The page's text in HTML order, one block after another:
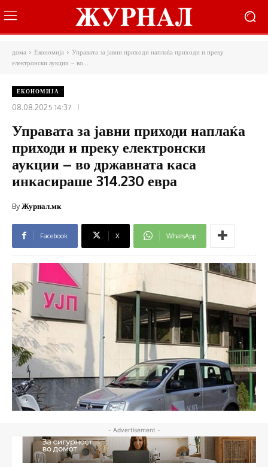
дома Економија
Управата за јавни приходи наплаќа приходи и преку
електронски аукции – во...
ЕКОНОМИЈА
08.08.2025 14:37
Управата за јавни приходи наплаќа
приходи и преку електронски
аукции – во државната каса
инкасираше 314.230 евра
ByЖурнал.мк
Facebook X WhatsApp
- Advertisement -